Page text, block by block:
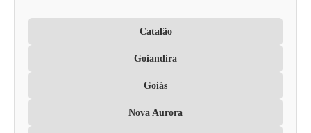
Catalão
Goiandira
Goiás
Nova Aurora